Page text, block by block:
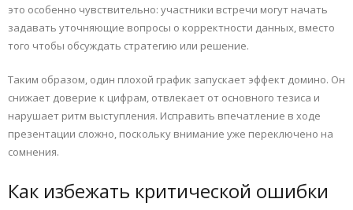
это особенно чувствительно: участники встречи могут начать
задавать уточняющие вопросы о корректности данных, вместо
того чтобы обсуждать стратегию или решение.
Таким образом, один плохой график запускает эффект домино. Он
снижает доверие к цифрам, отвлекает от основного тезиса и
нарушает ритм выступления. Исправить впечатление в ходе
презентации сложно, поскольку внимание уже переключено на
сомнения.
Как избежать критической ошибки